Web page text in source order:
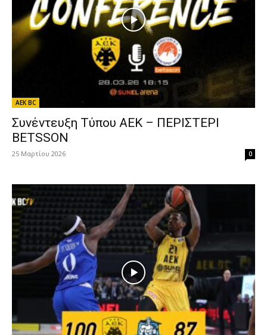
AEK BC
Συνέντευξη Τύπου ΑΕΚ – ΠΕΡΙΣΤΕΡΙ
BETSSON
25 Μαρτίου 2026 0